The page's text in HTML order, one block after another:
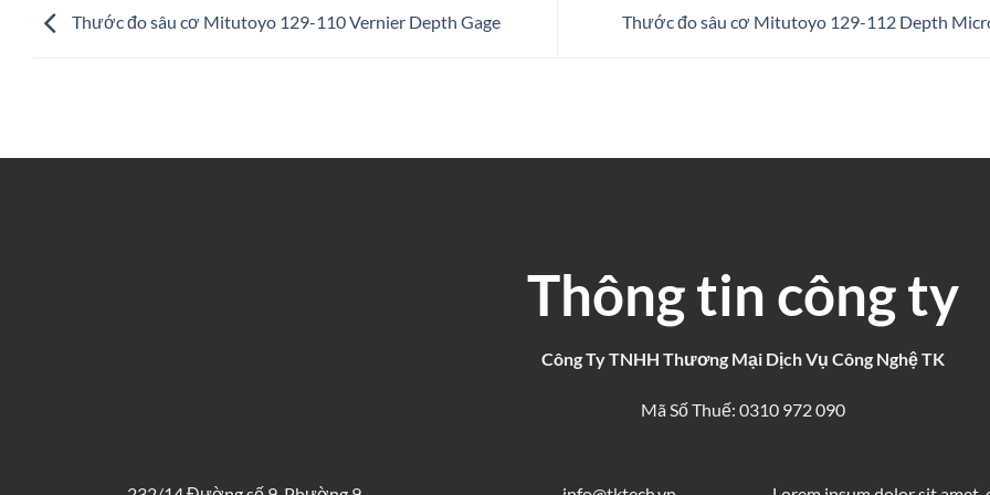
Thước đo sâu cơ Mitutoyo 129-110 Vernier Depth Gage Thước đo sâu cơ Mitutoyo 129-112 Depth
Thông tin công ty
Công Ty TNHH Thương Mại Dịch Vụ Công Nghệ TK
Mã Số Thuế: 0310 972 090